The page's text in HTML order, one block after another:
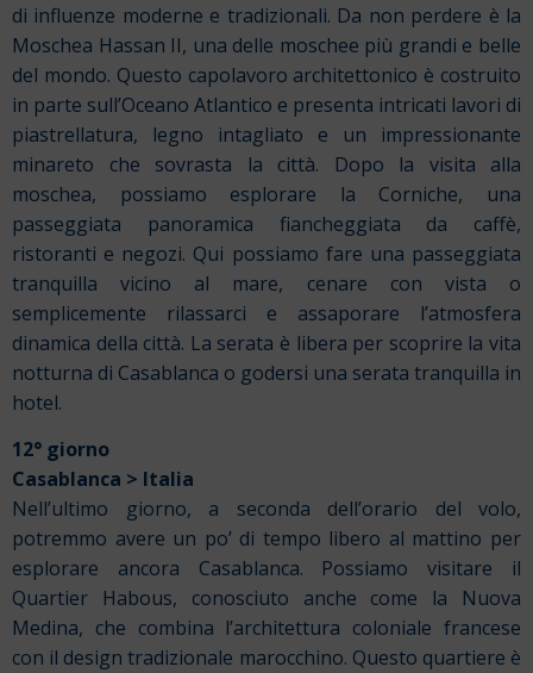
di influenze moderne e tradizionali. Da non perdere è la
Moschea Hassan II, una delle moschee più grandi e belle
del mondo. Questo capolavoro architettonico è costruito
in parte sull’Oceano Atlantico e presenta intricati lavori di
piastrellatura, legno intagliato e un impressionante
minareto che sovrasta la città. Dopo la visita alla
moschea, possiamo esplorare la Corniche, una
passeggiata panoramica fiancheggiata da caffè,
ristoranti e negozi. Qui possiamo fare una passeggiata
tranquilla vicino al mare, cenare con vista o
semplicemente rilassarci e assaporare l’atmosfera
dinamica della città. La serata è libera per scoprire la vita
notturna di Casablanca o godersi una serata tranquilla in
hotel.
12° giorno
Casablanca > Italia
Nell’ultimo giorno, a seconda dell’orario del volo,
potremmo avere un po’ di tempo libero al mattino per
esplorare ancora Casablanca. Possiamo visitare il
Quartier Habous, conosciuto anche come la Nuova
Medina, che combina l’architettura coloniale francese
con il design tradizionale marocchino. Questo quartiere è